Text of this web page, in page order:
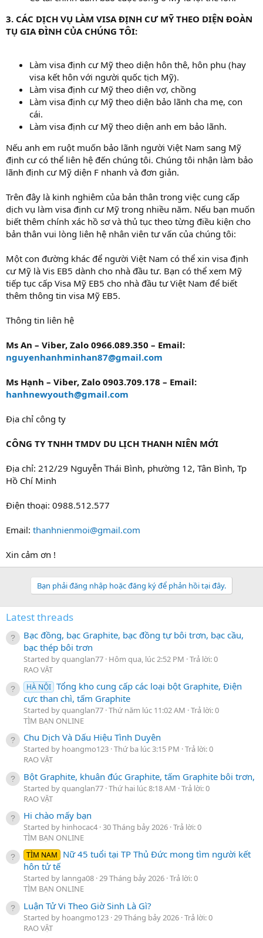
3. CÁC DỊCH VỤ LÀM VISA ĐỊNH CƯ MỸ THEO DIỆN ĐOÀN
TỤ GIA ĐÌNH CỦA CHÚNG TÔI:
Làm visa định cư Mỹ theo diện hôn thê, hôn phu (hay
visa kết hôn với người quốc tịch Mỹ).
Làm visa định cư Mỹ theo diện vợ, chồng
Làm visa định cự Mỹ theo diện bảo lãnh cha mẹ, con
cái.
Làm visa định cư Mỹ theo diện anh em bảo lãnh.
Nếu anh em ruột muốn bảo lãnh người Việt Nam sang Mỹ
định cư có thể liên hệ đến chúng tôi. Chúng tôi nhận làm bảo
lãnh định cư Mỹ diện F nhanh và đơn giản.
Trên đây là kinh nghiêm của bản thân trong việc cung cấp
dịch vụ làm visa định cư Mỹ trong nhiều năm. Nếu bạn muốn
biết thêm chính xác hồ sơ và thủ tục theo từng điều kiện cho
bản thân vui lòng liên hệ nhân viên tư vấn của chúng tôi:
Một con đường khác để người Việt Nam có thể xin visa định
cư Mỹ là Vis EB5 dành cho nhà đầu tư. Bạn có thể xem Mỹ
tiếp tục cấp Visa Mỹ EB5 cho nhà đầu tư Việt Nam để biết
thêm thông tin visa Mỹ EB5.
Thông tin liên hệ
Ms An – Viber, Zalo 0966.089.350 – Email:
nguyenhanhminhan87@gmail.com
Ms Hạnh – Viber, Zalo 0903.709.178 – Email:
hanhnewyouth@gmail.com
Địa chỉ công ty
CÔNG TY TNHH TMDV DU LỊCH THANH NIÊN MỚI
Địa chỉ: 212/29 Nguyễn Thái Bình, phường 12, Tân Bình, Tp
Hồ Chí Minh
Điện thoại: 0988.512.577
Email: thanhnienmoi@gmail.com
Xin cảm ơn !
Bạn phải đăng nhập hoặc đăng ký để phản hồi tại đây.
Latest threads
Bạc đồng, bạc Graphite, bạc đồng tự bôi trơn, bạc cầu,
bạc thép bôi trơn
Started by quanglan77 Hôm qua, lúc 2:52 PM Trả lời: 0
RAO VẶT
HÀ NỘI Tổng kho cung cấp các loại bột Graphite, Điện
cực than chì, tấm Graphite
Started by quanglan77 Thứ năm lúc 11:02 AM Trả lời: 0
TÌM BẠN ONLINE
Chu Dịch Và Dấu Hiệu Tình Duyên
Started by hoangmo123 Thứ ba lúc 3:15 PM Trả lời: 0
RAO VẶT
Bột Graphite, khuân đúc Graphite, tấm Graphite bôi trơn,
Started by quanglan77 Thứ hai lúc 8:18 AM Trả lời: 0
RAO VẶT
Hi chào mấy bạn
Started by hinhocac4 30 Tháng bảy 2026 Trả lời: 0
TÌM BẠN ONLINE
TÌM NAM
Nữ 45 tuổi tại TP Thủ Đức mong tìm người kết
hôn tử tế
Started by lannga08 29 Tháng bảy 2026 Trả lời: 0
TÌM BẠN ONLINE
Luận Tử Vi Theo Giờ Sinh Là Gì?
Started by hoangmo123 29 Tháng bảy 2026 Trả lời: 0
RAO VẶT